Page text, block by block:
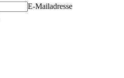
E-Mailadresse